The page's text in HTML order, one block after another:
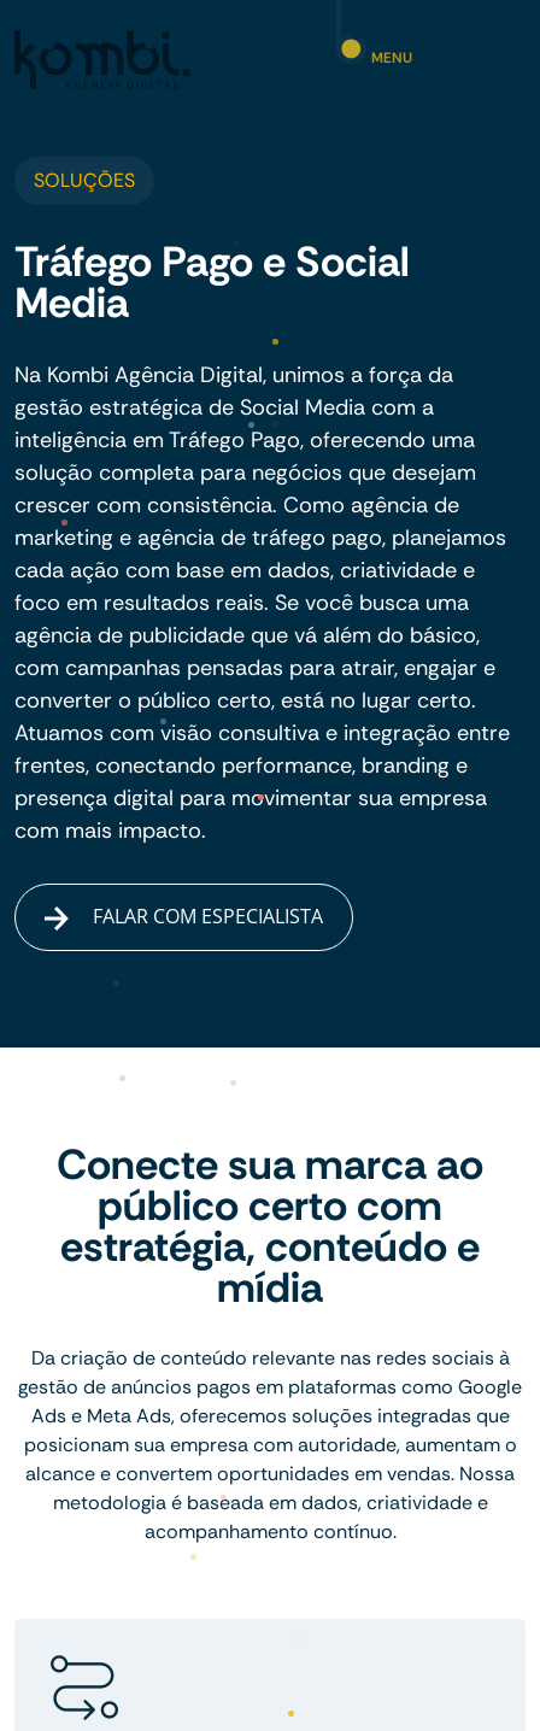
MENU
SOLUÇÕES
Tráfego Pago e Social
Media
Na Kombi Agência Digital, unimos a força da
gestão estratégica de Social Media com a
inteligência em Tráfego Pago, oferecendo uma
solução completa para negócios que desejam
crescer com consistência. Como agência de
marketing e agência de tráfego pago, planejamos
cada ação com base em dados, criatividade e
foco em resultados reais. Se você busca uma
agência de publicidade que vá além do básico,
com campanhas pensadas para atrair, engajar e
converter o público certo, está no lugar certo.
Atuamos com visão consultiva e integração entre
frentes, conectando performance, branding e
presença digital para movimentar sua empresa
com mais impacto.
FALAR COM ESPECIALISTA
Conecte sua marca ao
público certo com
estratégia, conteúdo e
mídia
Da criação de conteúdo relevante nas redes sociais à
gestão de anúncios pagos em plataformas como Google
Ads e Meta Ads, oferecemos soluções integradas que
posicionam sua empresa com autoridade, aumentam o
alcance e convertem oportunidades em vendas. Nossa
metodologia é baseada em dados, criatividade e
acompanhamento contínuo.